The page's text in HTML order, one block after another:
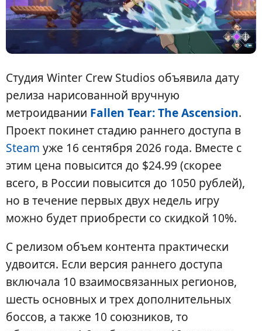
Студия Winter Crew Studios объявила дату
релиза нарисованной вручную
метроидвании Fallen Tear: The Ascension.
Проект покинет стадию раннего доступа в
Steam уже 16 сентября 2026 года. Вместе с
этим цена повысится до $24.99 (скорее
всего, в России повысится до 1050 рублей),
но в течение первых двух недель игру
можно будет приобрести со скидкой 10%.
С релизом объем контента практически
удвоится. Если версия раннего доступа
включала 10 взаимосвязанных регионов,
шесть основных и трех дополнительных
боссов, а также 10 союзников, то